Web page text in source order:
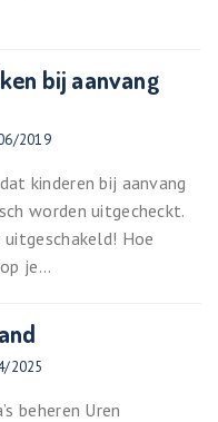
bij aanvang
2019
kinderen bij aanvang
worden uitgecheckt.
Hoe
je...
2025
beheren Uren